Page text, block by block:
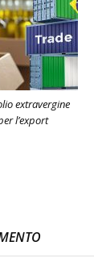
extravergine
l’export